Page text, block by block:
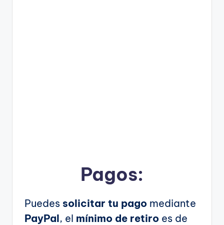
Pagos:
Puedes solicitar tu pago mediante
PayPal, el mínimo de retiro es de